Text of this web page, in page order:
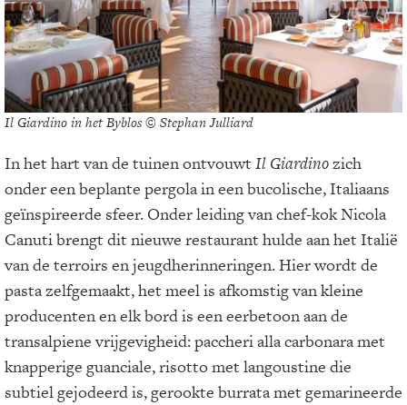
Il Giardino in het Byblos © Stephan Julliard
In het hart van de tuinen ontvouwt Il Giardinozich
onder een beplante pergola in een bucolische, Italiaans
geïnspireerde sfeer. Onder leiding van chef-kok Nicola
Canuti brengt dit nieuwe restaurant hulde aan het Italië
van de terroirs en jeugdherinneringen. Hier wordt de
pasta zelfgemaakt, het meel is afkomstig van kleine
producenten en elk bord is een eerbetoon aan de
transalpiene vrijgevigheid: paccheri alla carbonara met
knapperige guanciale, risotto met langoustine die
subtiel gejodeerd is, gerookte burrata met gemarineerde